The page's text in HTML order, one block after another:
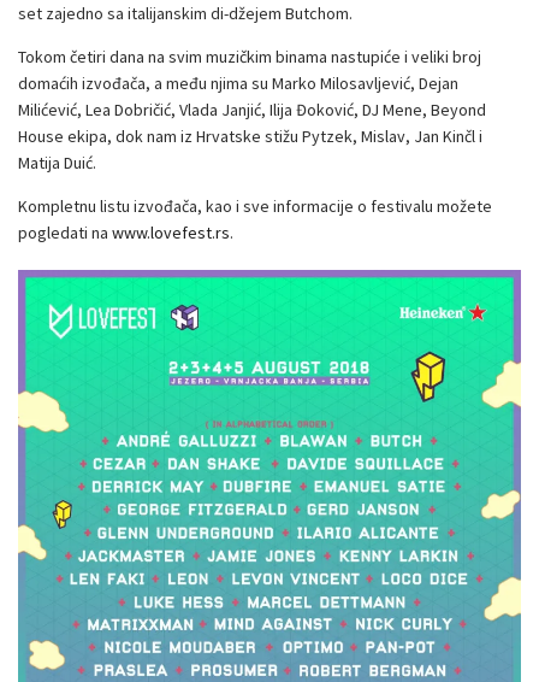
set zajedno sa italijanskim di-džejem Butchom.
Tokom četiri dana na svim muzičkim binama nastupiće i veliki broj
domaćih izvođača, a među njima su Marko Milosavljević, Dejan
Milićević, Lea Dobričić, Vlada Janjić, Ilija Đoković, DJ Mene, Beyond
House ekipa, dok nam iz Hrvatske stižu Pytzek, Mislav, Jan Kinčl i
Matija Duić.
Kompletnu listu izvođača, kao i sve informacije o festivalu možete
pogledati na www.lovefest.rs.